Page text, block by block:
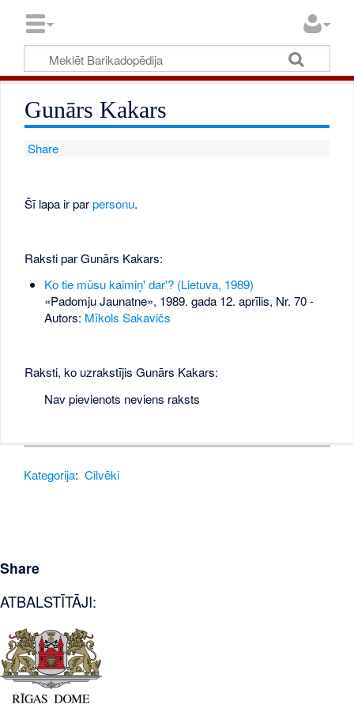
Gunārs Kakars
Share
Šī lapa ir parpersonu.
Raksti par Gunārs Kakars:
Ko tie mūsu kaimiņ' dar'? (Lietuva, 1989)
«Padomju Jaunatne», 1989. gada 12. aprīlis, Nr. 70-
Autors: Mīkols Sakavičs
Raksti, ko uzrakstījis Gunārs Kakars:
Nav pievienots neviens raksts
Kategorija: Cilvēki
Share
ATBALSTĪTĀJI: